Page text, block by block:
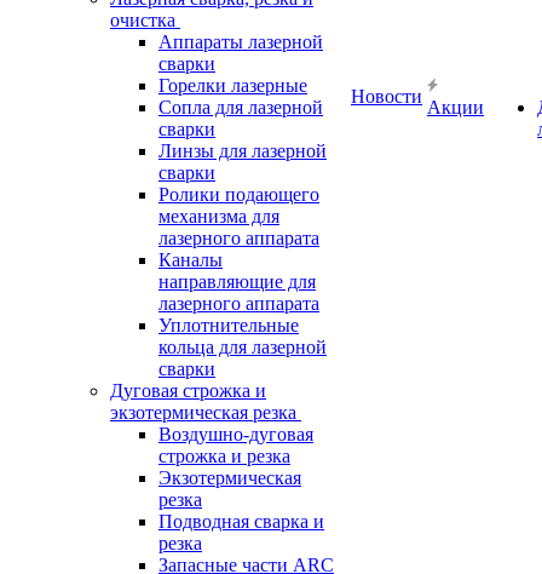
очистка
Аппараты лазерной
сварки
Горелки лазерные
Сопла для лазерной
сварки
Линзы для лазерной
сварки
Ролики подающего
механизма для
лазерного аппарата
Каналы
направляющие для
лазерного аппарата
Уплотнительные
кольца для лазерной
сварки
Дуговая строжка и
экзотермическая резка
Воздушно-дуговая
строжка и резка
Экзотермическая
резка
Подводная сварка и
резка
Запасные части ARC
Новости
Акции